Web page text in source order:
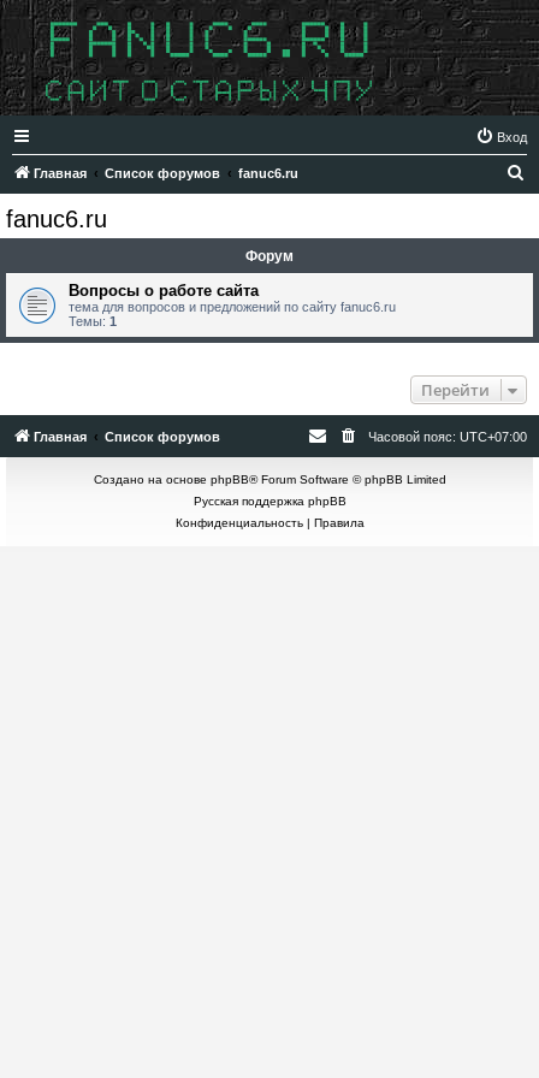
Вход
Главная Список форумов fanuc6.ru
fanuc6.ru
Форум
Вопросы о работе сайта
тема для вопросов и предложений по сайту fanuc6.ru
Темы: 1
Перейти
Главная Список форумов Часовой пояс: UTC+07:00
Создано на основе phpBB® Forum Software © phpBB Limited
Русская поддержка phpBB
Конфиденциальность| Правила